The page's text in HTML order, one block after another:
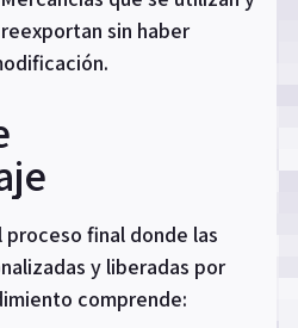
sin haber
proceso final donde las
y liberadas por
comprende: